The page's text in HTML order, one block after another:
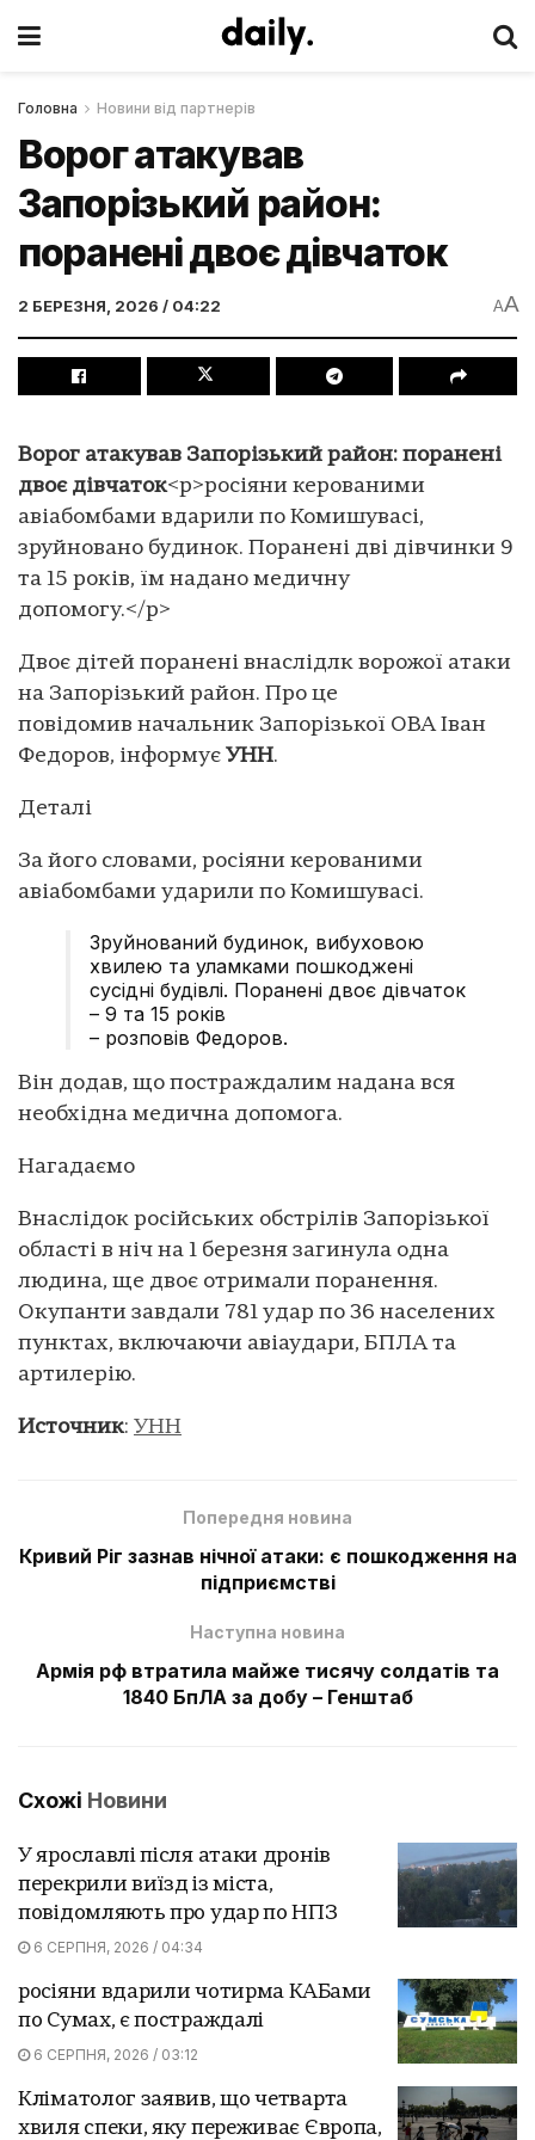
Головна Новини від партнерів
Ворог атакував
Запорізький район:
поранені двоє дівчаток
2 БЕРЕЗНЯ, 2026 / 04:22 AA
Ворог атакував Запорізький район: поранені
двоє дівчаток<p>росіяни керованими
авіабомбами вдарили по Комишувасі,
зруйновано будинок. Поранені дві дівчинки 9
та 15 років, їм надано медичну
допомогу.</p>
Двоє дітей поранені внаслідлк ворожої атаки
на Запорізький район. Про це
повідомив начальник Запорізької ОВА Іван
Федоров, інформує УНН.
Деталі
За його словами, росіяни керованими
авіабомбами ударили по Комишувасі.
Зруйнований будинок, вибуховою
хвилею та уламками пошкоджені
сусідні будівлі. Поранені двоє дівчаток
– 9 та 15 років
– розповів Федоров.
Він додав, що постраждалим надана вся
необхідна медична допомога.
Нагадаємо
Внаслідок російських обстрілів Запорізької
області в ніч на 1 березня загинула одна
людина, ще двоє отримали поранення.
Окупанти завдали 781 удар по 36 населених
пунктах, включаючи авіаудари, БПЛА та
артилерію.
Источник: УНН
Попередня новина
Кривий Ріг зазнав нічної атаки: є пошкодження на
підприємстві
Наступна новина
Армія рф втратила майже тисячу солдатів та
1840 БпЛА за добу – Генштаб
Схожі Новини
У ярославлі після атаки дронів
перекрили виїзд із міста,
повідомляють про удар по НПЗ
6 СЕРПНЯ, 2026 / 04:34
росіяни вдарили чотирма КАБами
по Сумах, є постраждалі
6 СЕРПНЯ, 2026 / 03:12
Кліматолог заявив, що четварта
хвиля спеки, яку переживає Європа,